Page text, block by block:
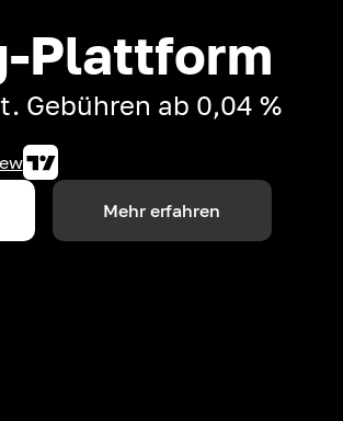
Plattform
Gebühren ab 0,04 %
Mehr erfahren